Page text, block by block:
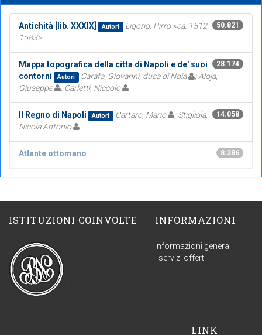
50.821
Antichità [lib. XXXIX] Autori
Ligorio, Pirro <ca. 1512-
1583>
28.174
Mappa topografica della citta di Napoli e de' suoi
contorni
Autori Carafa, Giovanni, duca di Noia
; Aloja,
Giuseppe
; Carletti, Niccolo
14.058
Il Regno di Napoli Autori Cartaro, Mario
; Stigliola,
Nicola Antonio
8.386
Atlante ottomano
ISTITUZIONI COINVOLTE INFORMAZIONI
Informazioni generali
I servizi offerti
LINK